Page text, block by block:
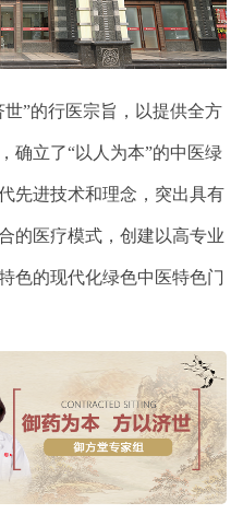
”的行医宗旨，以提供全方
确立了“以人为本”的中医绿
先进技术和理念，突出具有
的医疗模式，创建以高专业
色的现代化绿色中医特色门